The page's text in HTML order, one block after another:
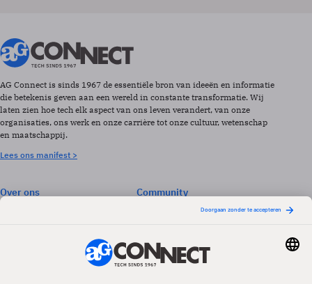
AG Connect is sinds 1967 de essentiële bron van ideeën en informatie
die betekenis geven aan een wereld in constante transformatie. Wij
laten zien hoe tech elk aspect van ons leven verandert, van onze
organisaties, ons werk en onze carrière tot onze cultuur, wetenschap
en maatschappij.
Lees ons manifest >
Over ons
Community
Events & Opleidingen
Vacatures
Whitepapers